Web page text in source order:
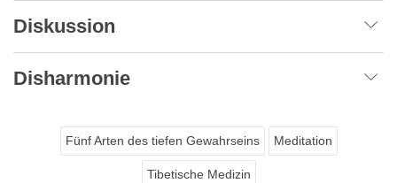
Diskussion
Disharmonie
Fünf Arten des tiefen Gewahrseins Meditation
Tibetische Medizin